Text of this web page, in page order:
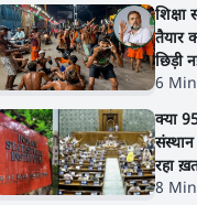
आया
शिक्षा
तैयार
छिड़ी
6 Min
क्या
संस्थान
रहा
8 Min